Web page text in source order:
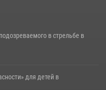
в стрельбе в
для детей в